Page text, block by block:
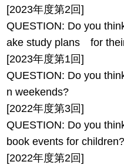
[2023年度第2回]
QUESTION: Do you
ake study plans for
[2023年度第1回]
QUESTION: Do you
n weekends?
[2022年度第3回]
QUESTION: Do you
book events for children?
[2022年度第2回]